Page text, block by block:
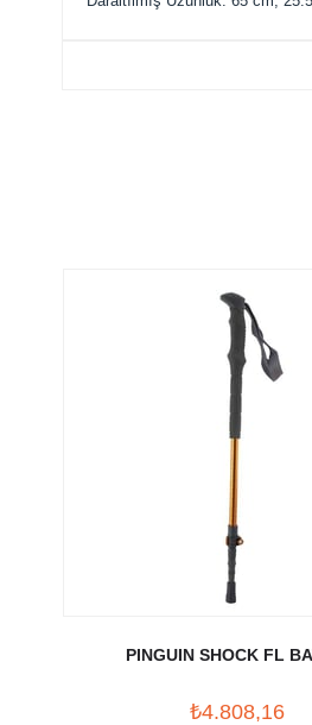
PINGUIN SHOCK FL
₺4.808,16